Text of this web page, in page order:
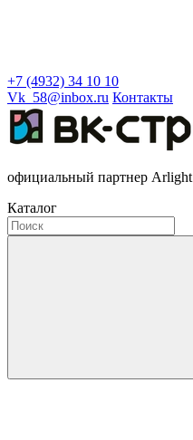
+7 (4932) 34 10 10
Vk_58@inbox.ru Контакты
официальный партнер Arlight
Каталог